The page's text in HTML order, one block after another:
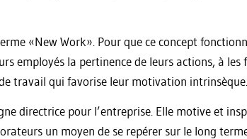
«New Work». Pour que ce concept
employés la pertinence de leurs actions, à les
travail qui favorise leur motivation intrinsèque.
directrice pour l’entreprise. Elle motive et
un moyen de se repérer sur le long